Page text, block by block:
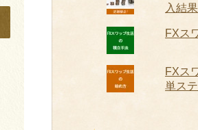
入結果
FXス
FXス
単ステ